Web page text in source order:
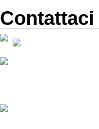
Contattaci